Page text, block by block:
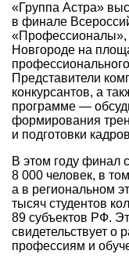
«Группа Астра»
в финале
Новгороде на
Представители
конкурсантов, а
программе —
формирования
и подготовки
В этом году финал
8 000 человек, в
а в региональном
тысяч студентов
89 субъектов РФ.
свидетельствует о
профессиям и